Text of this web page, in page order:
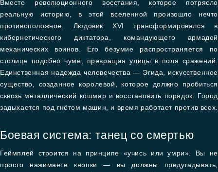
Вместо революционного восстания, которое потрясло
реальную историю, в этой вселенной произошло нечто
противоположное. Людовик XVI трансформировался в
кибернетического диктатора, командующего армадой
механических воинов. Его безумие распространяется по
столице подобно чуме, превращая улицы в поля сражений.
Единственная надежда человечества — Эгида, искусственное
существо, созданное королевой, которое должно пробиться
сквозь металлический кошмар и восстановить порядок. Город
задыхается под гнётом машин, и время работает против всех.
Боевая система: танец со смертью
Геймплей строится на принципе «учись или умри». Вы не
просто нажимаете кнопки — вы должны предугадывать,